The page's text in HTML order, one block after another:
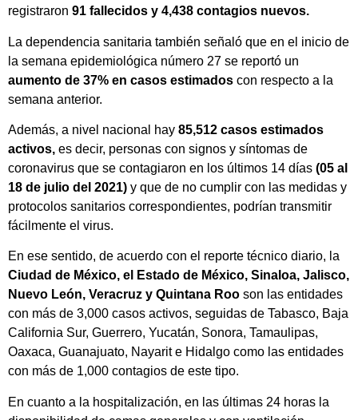
registraron 91 fallecidos y 4,438 contagios nuevos.
La dependencia sanitaria también señaló que en el inicio de
la semana epidemiológica número 27 se reportó un
aumento de 37% en casos estimados con respecto a la
semana anterior.
Además, a nivel nacional hay 85,512 casos estimados
activos, es decir, personas con signos y síntomas de
coronavirus que se contagiaron en los últimos 14 días (05 al
18 de julio del 2021) y que de no cumplir con las medidas y
protocolos sanitarios correspondientes, podrían transmitir
fácilmente el virus.
En ese sentido, de acuerdo con el reporte técnico diario, la
Ciudad de México, el Estado de México, Sinaloa, Jalisco,
Nuevo León, Veracruz y Quintana Roo son las entidades
con más de 3,000 casos activos, seguidas de Tabasco, Baja
California Sur, Guerrero, Yucatán, Sonora, Tamaulipas,
Oaxaca, Guanajuato, Nayarit e Hidalgo como las entidades
con más de 1,000 contagios de este tipo.
En cuanto a la hospitalización, en las últimas 24 horas la